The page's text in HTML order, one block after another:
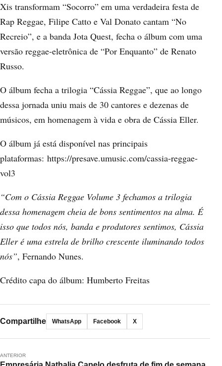
Xis transformam “Socorro” em uma verdadeira festa de
Rap Reggae, Filipe Catto e Val Donato cantam “No
Recreio”, e a banda Jota Quest, fecha o álbum com uma
versão reggae-eletrônica de “Por Enquanto” de Renato
Russo.
O álbum fecha a trilogia “Cássia Reggae”, que ao longo
dessa jornada uniu mais de 30 cantores e dezenas de
músicos, em homenagem à vida e obra de Cássia Eller.
O álbum já está disponível nas principais
plataformas: https://presave.umusic.com/cassia-reggae-
vol3
“Com o Cássia Reggae Volume 3 fechamos a trilogia
dessa homenagem cheia de bons sentimentos na alma. É
isso que todos nós, banda e produtores sentimos, Cássia
Eller é uma estrela de brilho crescente iluminando todos
nós”, Fernando Nunes.
Crédito capa do álbum: Humberto Freitas
Compartilhe WhatsApp Facebook X
ANTERIOR